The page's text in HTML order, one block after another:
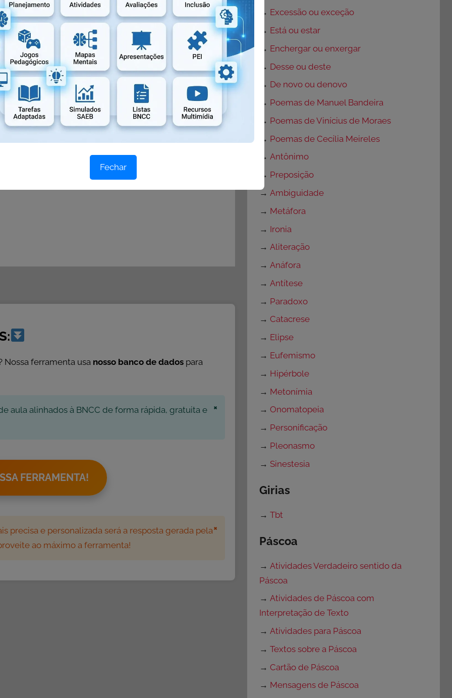
Próximo post
Qual é o plural de guardião?
”
Nossa ferramenta usa nosso banco de dados para
aula alinhados à BNCC de forma rápida, gratuita e
×
FERRAMENTA!
precisa e personalizada será a resposta gerada pela
ao máximo a ferramenta!
×
→ Excessão ou exceção
→ Está ou estar
→ Enchergar ou enxergar
→ Desse ou deste
→ De novo ou denovo
→ Poemas de Manuel Bandeira
→ Poemas de Vinícius de Moraes
→ Poemas de Cecília Meireles
→Antônimo
→ Preposição
→Ambiguidade
→ Metáfora
→ Ironia
→Aliteração
→Anáfora
→Antítese
→ Paradoxo
→Catacrese
→ Elipse
→ Eufemismo
→ Hipérbole
→ Metonímia
→Onomatopeia
→ Personificação
→ Pleonasmo
→ Sinestesia
Girias
→Tbt
Páscoa
→Atividades Verdadeiro sentido da
Páscoa
→Atividades de Páscoa com
Interpretação de Texto
→Atividades para Páscoa
→Textos sobre a Páscoa
→Cartão de Páscoa
→ Mensagens de Páscoa
Fechar